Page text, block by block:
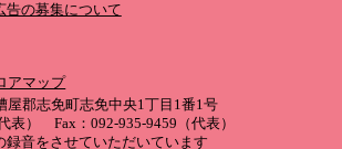
告の募集について
アマップ
郡志免町志免中央1丁目1番1号
表） Fax：092-935-9459（代表）
録音をさせていただいています